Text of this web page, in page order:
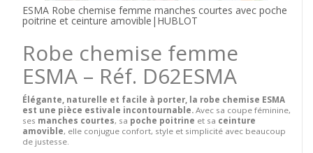
ESMA Robe chemise femme manches courtes avec poche
poitrine et ceinture amovible|HUBLOT
Robe chemise femme
ESMA – Réf. D62ESMA
Élégante, naturelle et facile à porter, la robe chemise ESMA
est une pièce estivale incontournable. Avec sa coupe féminine,
ses manches courtes, sa poche poitrine et sa ceinture
amovible, elle conjugue confort, style et simplicité avec beaucoup
de justesse.